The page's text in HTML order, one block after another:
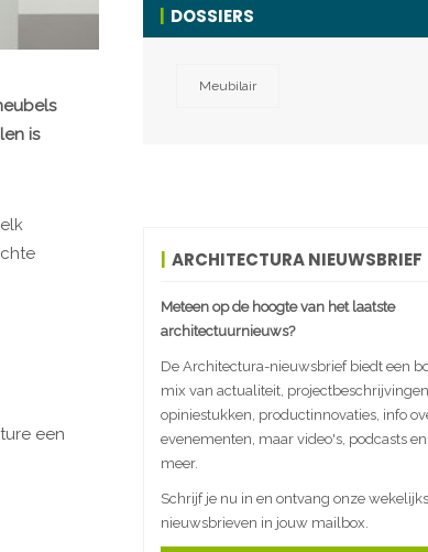
is
een
DOSSIERS
Meubilair
ARCHITECTURA NIEUWSBRIEF
Meteen op de hoogte van het laatste
architectuurnieuws?
De Architectura-nieuwsbrief biedt een
mix van actualiteit,
opiniestukken, productinnovaties, info
evenementen, maar video's, podcasts
meer.
Schrijf je nu in en ontvang onze
nieuwsbrieven in jouw mailbox.